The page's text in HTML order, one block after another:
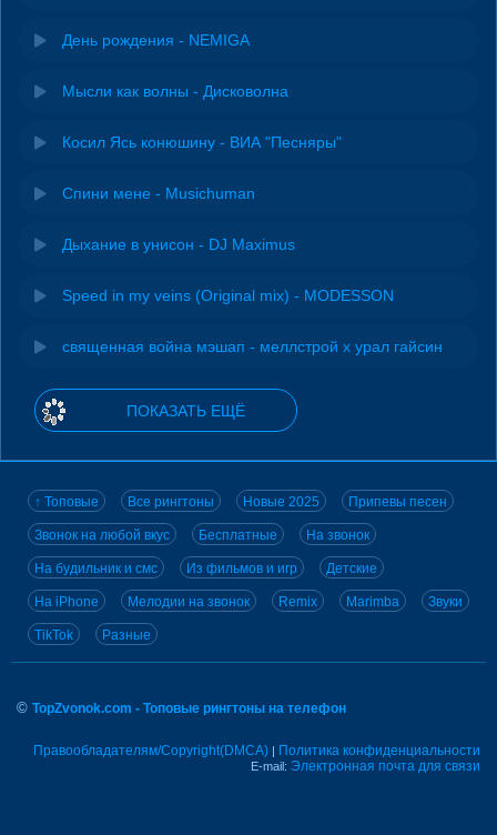
День рождения - NEMIGA
Мысли как волны - Дисковолна
Косил Ясь конюшину - ВИА "Песняры"
Спини мене - Musichuman
Дыхание в унисон - DJ Maximus
Speed in my veins (Original mix) - MODESSON
священная война мэшап - меллстрой х урал гайсин
ПОКАЗАТЬ ЕЩЁ
↑ Топовые Все рингтоны Новые 2025 Припевы песен
Звонок на любой вкус Бесплатные На звонок
На будильник и смс Из фильмов и игр Детские
На iPhone Мелодии на звонок Remix Marimba Звуки
TikTok Разные
© TopZvonok.com - Топовые рингтоны на телефон
Правообладателям/Copyright(DMCA) | Политика конфиденциальности
E-mail: Электронная почта для связи